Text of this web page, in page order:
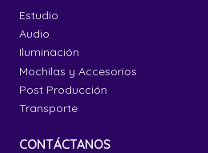
Estudio
Audio
Iluminación
Mochilas y Accesorios
Post Producción
Transporte
CONTÁCTANOS